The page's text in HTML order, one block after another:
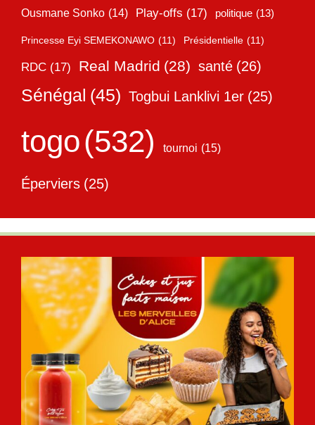
Ousmane Sonko (14) Play-offs (17) politique (13)
Princesse Eyi SEMEKONAWO (11) Présidentielle (11)
RDC (17) Real Madrid (28) santé (26)
Sénégal (45) Togbui Lanklivi 1er (25)
togo(532) tournoi (15)
Éperviers (25)